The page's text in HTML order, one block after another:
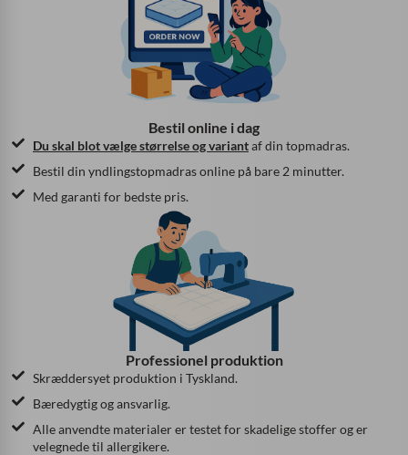
Bestil online i dag
Du skal blot vælgestørrelse og variantaf din topmadras.
Bestil din yndlingstopmadras online på bare 2 minutter.
Med garanti for bedste pris.
Professionel produktion
Skræddersyet produktion i Tyskland.
Bæredygtig og ansvarlig.
Alle anvendte materialer er testet for skadelige stoffer og er
velegnede til allergikere.